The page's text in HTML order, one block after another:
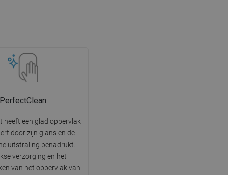
PerfectClean
heeft een glad oppervlak
door zijn glans en de
uitstraling benadrukt.
verzorging en het
van het oppervlak van